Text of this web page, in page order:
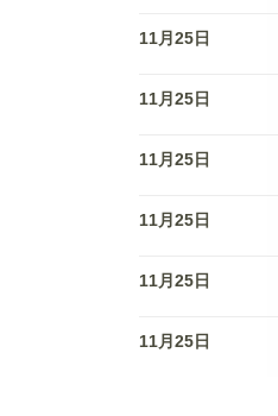
11月25日
11月25日
11月25日
11月25日
11月25日
11月25日